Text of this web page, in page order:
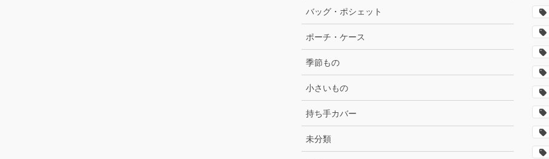
バッグ・ポシェット
ポーチ・ケース
季節もの
小さいもの
持ち手カバー
未分類